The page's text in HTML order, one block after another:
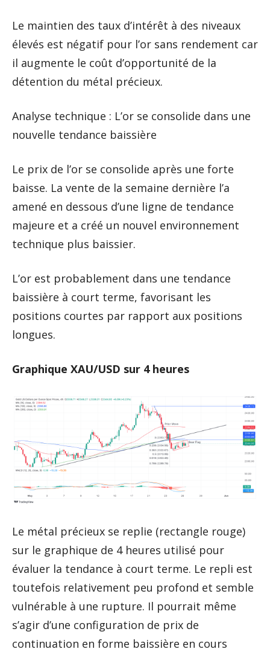
Le maintien des taux d’intérêt à des niveaux
élevés est négatif pour l’or sans rendement car
il augmente le coût d’opportunité de la
détention du métal précieux.
Analyse technique : L’or se consolide dans une
nouvelle tendance baissière
Le prix de l’or se consolide après une forte
baisse. La vente de la semaine dernière l’a
amené en dessous d’une ligne de tendance
majeure et a créé un nouvel environnement
technique plus baissier.
L’or est probablement dans une tendance
baissière à court terme, favorisant les
positions courtes par rapport aux positions
longues.
Graphique XAU/USD sur 4 heures
Le métal précieux se replie (rectangle rouge)
sur le graphique de 4 heures utilisé pour
évaluer la tendance à court terme. Le repli est
toutefois relativement peu profond et semble
vulnérable à une rupture. Il pourrait même
s’agir d’une configuration de prix de
continuation en forme baissière en cours